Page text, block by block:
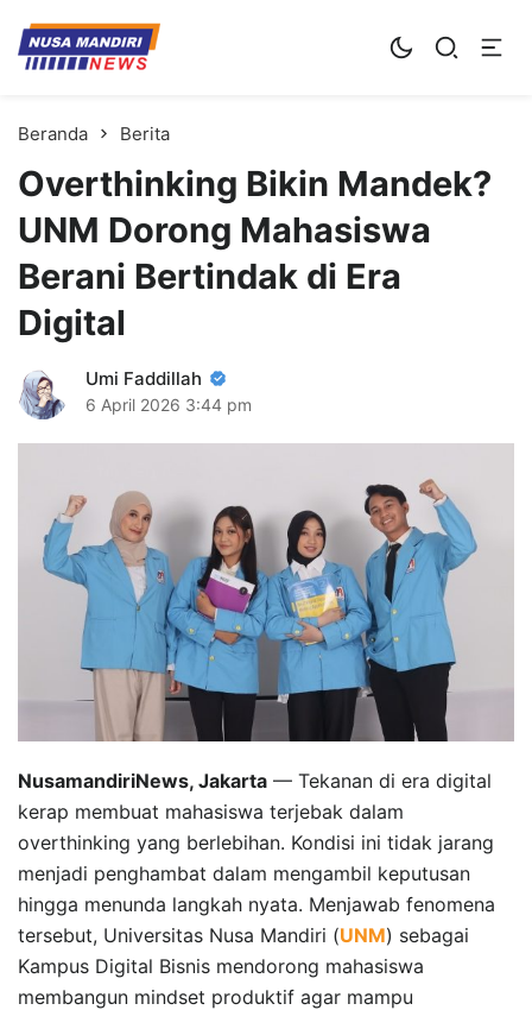
Kampus Digital Bisnis
Universitas Nusa Mandiri
Beranda Berita
Overthinking Bikin Mandek?
UNM Dorong Mahasiswa
Berani Bertindak di Era
Digital
Umi Faddillah
6 April 2026 3:44 pm
NusamandiriNews, Jakarta — Tekanan di era digital
kerap membuat mahasiswa terjebak dalam
overthinking yang berlebihan. Kondisi ini tidak jarang
menjadi penghambat dalam mengambil keputusan
hingga menunda langkah nyata. Menjawab fenomena
tersebut, Universitas Nusa Mandiri (UNM) sebagai
Kampus Digital Bisnis mendorong mahasiswa
membangun mindset produktif agar mampu